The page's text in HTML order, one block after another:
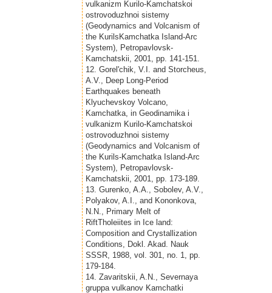
vulkanizm Kurilo-Kamchatskoi
ostrovoduzhnoi sistemy
(Geodynamics and Volcanism of
the KurilsKamchatka Island-Arc
System), Petropavlovsk-
Kamchatskii, 2001, pp. 141-151.
12. Gorel'chik, V.I. and Storcheus,
A.V., Deep Long-Period
Earthquakes beneath
Klyuchevskoy Volcano,
Kamchatka, in Geodinamika i
vulkanizm Kurilo-Kamchatskoi
ostrovoduzhnoi sistemy
(Geodynamics and Volcanism of
the Kurils-Kamchatka Island-Arc
System), Petropavlovsk-
Kamchatskii, 2001, pp. 173-189.
13. Gurenko, A.A., Sobolev, A.V.,
Polyakov, A.I., and Kononkova,
N.N., Primary Melt of
RiftTholeiites in Ice land:
Composition and Crystallization
Conditions, Dokl. Akad. Nauk
SSSR, 1988, vol. 301, no. 1, pp.
179-184.
14. Zavaritskii, A.N., Severnaya
gruppa vulkanov Kamchatki